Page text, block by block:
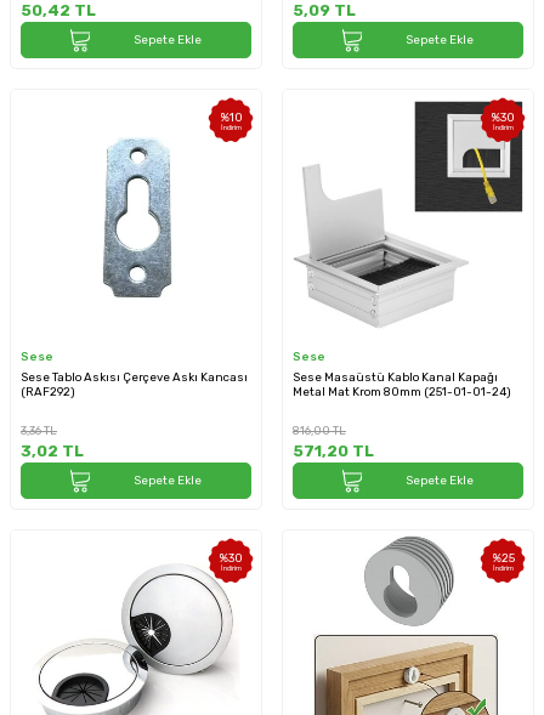
50,42 TL
Sepete Ekle
5,09 TL
Sepete Ekle
%10
İndirim
Sese
Sese Tablo Askısı Çerçeve Askı Kancası
(RAF292)
3,36TL
3,02 TL
Sepete Ekle
%30
İndirim
Sese
Sese Masaüstü Kablo Kanal Kapağı
Metal Mat Krom 80mm (251-01-01-24)
816,00TL
571,20 TL
Sepete Ekle
%30
İndirim
%25
İndirim